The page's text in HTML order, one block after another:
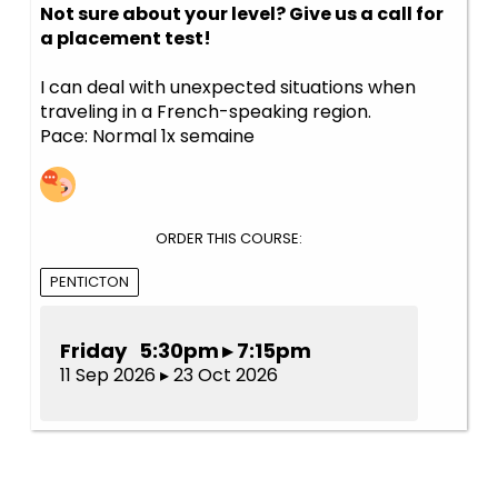
Not sure about your level? Give us a call for
a placement test!
I can deal with unexpected situations when
traveling in a French-speaking region.
Pace: Normal 1x semaine
ORDER THIS COURSE:
PENTICTON
Friday 5:30pm ▸ 7:15pm
11 Sep 2026 ▸ 23 Oct 2026